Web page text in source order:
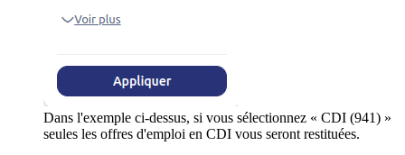
Dans l'exemple ci-dessus, si vous sélectionnez « CDI (941) »
seules les offres d'emploi en CDI vous seront restituées.